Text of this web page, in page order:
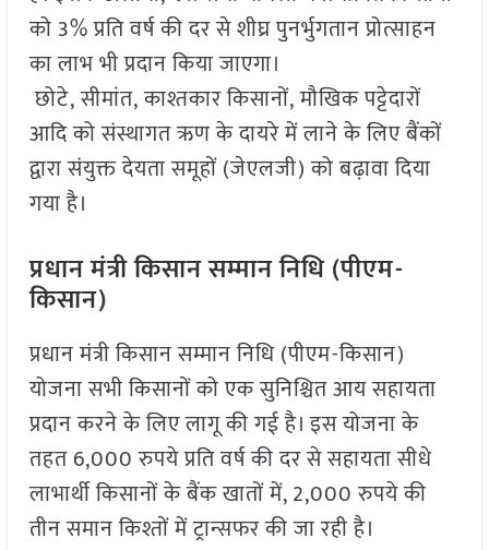
को 3% प्रति वर्ष की दर से शीघ्र पुनर्भुगतान प्रोत्साहन
का लाभ भी प्रदान किया जाएगा।
छोटे, सीमांत, काश्तकार किसानों, मौखिक पट्टेदारों
आदि को संस्थागत ऋण के दायरे में लाने के लिए बैंकों
द्वारा संयुक्त देयता समूहों (जेएलजी) को बढ़ावा दिया
गया है।
प्रधान मंत्री किसान सम्मान निधि (पीएम-
किसान)
प्रधान मंत्री किसान सम्मान निधि (पीएम-किसान)
योजना सभी किसानों को एक सुनिश्चित आय सहायता
प्रदान करने के लिए लागू की गई है। इस योजना के
तहत 6,000 रुपये प्रति वर्ष की दर से सहायता सीधे
लाभार्थी किसानों के बैंक खातों में, 2,000 रुपये की
तीन समान किश्तों में ट्रान्सफर की जा रही है।